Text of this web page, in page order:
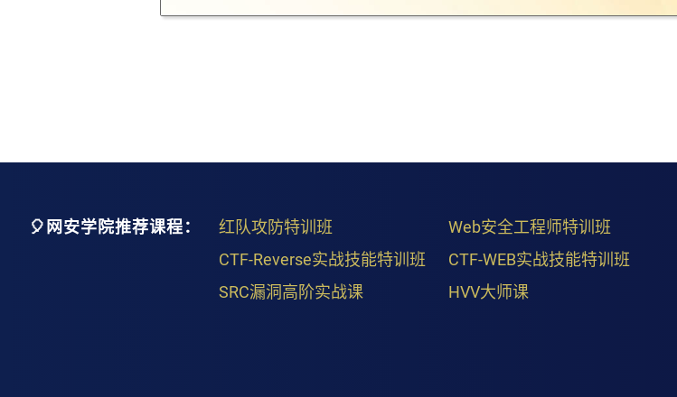
🎈网安学院推荐课程： 红队攻防特训班 Web安全工程师特训班
CTF-Reverse实战技能特训班
CTF-WEB实战技能特训班
SRC漏洞高阶实战课
HVV大师课